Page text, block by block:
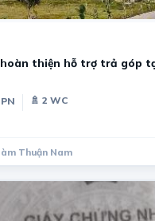
thiện hỗ trợ trả góp
🚿 2 WC
Thuận Nam